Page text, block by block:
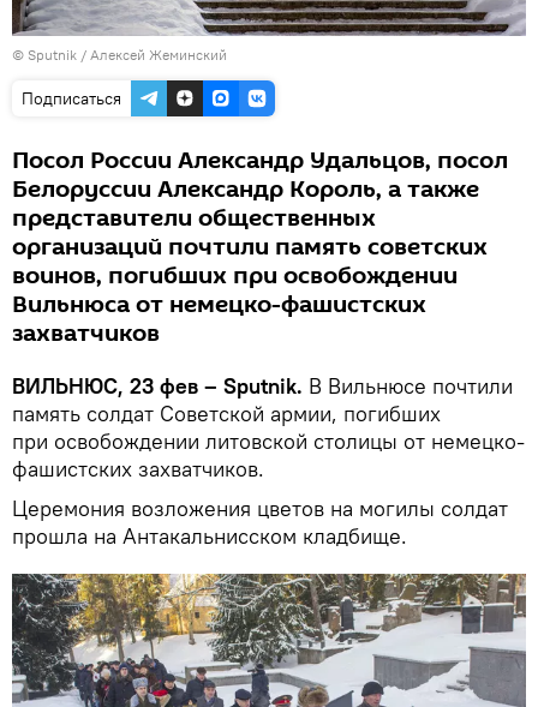
© Sputnik / Алексей Жеминский
Подписаться
Посол России Александр Удальцов, посол
Белоруссии Александр Король, а также
представители общественных
организаций почтили память советских
воинов, погибших при освобождении
Вильнюса от немецко-фашистских
захватчиков
ВИЛЬНЮС, 23 фев – Sputnik. В Вильнюсе почтили
память солдат Советской армии, погибших
при освобождении литовской столицы от немецко-
фашистских захватчиков.
Церемония возложения цветов на могилы солдат
прошла на Антакальнисском кладбище.